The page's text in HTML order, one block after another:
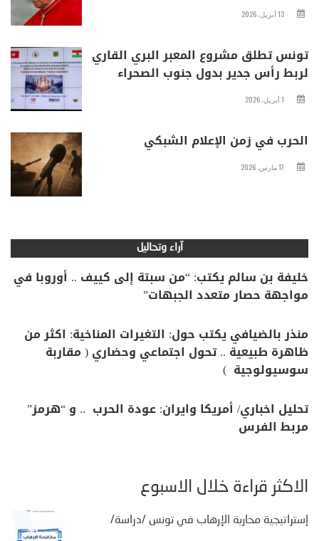
13 أبريل، 2026
تونس تطلق مشروع المعبر البري القاري
لربط رأس جدير بدول جنوب الصحراء
1 أبريل، 2026
الحرب في زمن الإعلام الشبكي
17 مارس، 2026
آراء وتحاليل
خليفة بن سالم يكتب: “من سبتة إلى كييف .. أوروبا في
مواجهة حصار متعدد الجبهات”
منذر بالضيافي يكتب حول: التغيرات المناخية: اكثر من
ظاهرة طبيعية .. تحول اجتماعي وحضاري ( مقاربة
سوسيولوجية )
تحليل اخباري/ أمريكا وايران: عودة الحرب .. و “هرمز”
مربط الفرس
الأكثر قراءة خلال الأسبوع
إستراتيجية محاربة الإرهاب في تونس /دراسة/